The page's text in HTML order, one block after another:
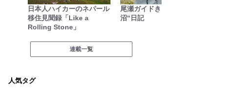
日本人ハイカーのネパール
移住見聞録「Like a
Rolling Stone」
尾瀬ガイドきららの“おぜ
沼“日記
連載一覧
人気タグ